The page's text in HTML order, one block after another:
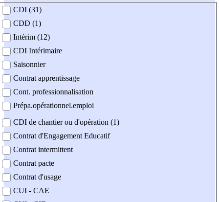
contrat
CDI (31)
CDD (1)
Intérim (12)
CDI Intérimaire
Saisonnier
Contrat apprentissage
Cont. professionnalisation
Prépa.opérationnel.emploi
CDI de chantier ou d'opération (1)
Contrat d'Engagement Educatif
Contrat intermittent
Contrat pacte
Contrat d'usage
CUI - CAE